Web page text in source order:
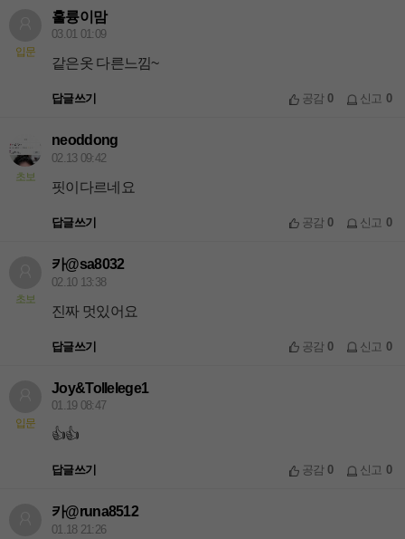
입문
훌륭이맘
03.01 01:09
같은옷 다른느낌~
답글쓰기 공감0 신고 0
초보
neoddong
02.13 09:42
핏이다르네요
답글쓰기 공감0 신고 0
초보
카@sa8032
02.10 13:38
진짜 멋있어요
답글쓰기 공감0 신고 0
입문
Joy&Tollelege1
01.19 08:47
👍👍
답글쓰기 공감0 신고 0
카@runa8512
01.18 21:26